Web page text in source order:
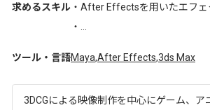
求めるスキル ・After Effectsを用いたエフ
・...
ツール・言語Maya,After Effects,3ds Max
3DCGによる映像制作を中心にゲーム、